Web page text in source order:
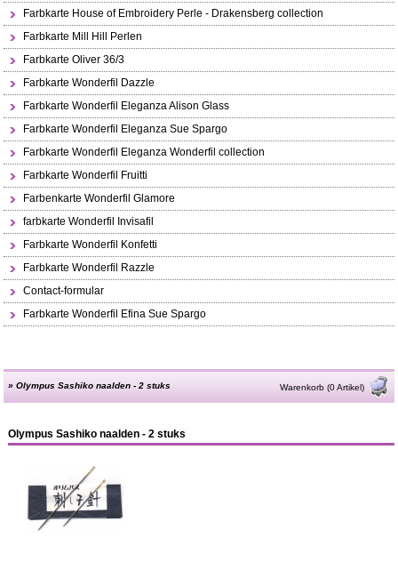
Farbkarte House of Embroidery Perle - Drakensberg collection
Farbkarte Mill Hill Perlen
Farbkarte Oliver 36/3
Farbkarte Wonderfil Dazzle
Farbkarte Wonderfil Eleganza Alison Glass
Farbkarte Wonderfil Eleganza Sue Spargo
Farbkarte Wonderfil Eleganza Wonderfil collection
Farbkarte Wonderfil Fruitti
Farbenkarte Wonderfil Glamore
farbkarte Wonderfil Invisafil
Farbkarte Wonderfil Konfetti
Farbkarte Wonderfil Razzle
Contact-formular
Farbkarte Wonderfil Efina Sue Spargo
»Olympus Sashiko naalden - 2 stuks Warenkorb (0 Artikel)
Olympus Sashiko naalden - 2 stuks